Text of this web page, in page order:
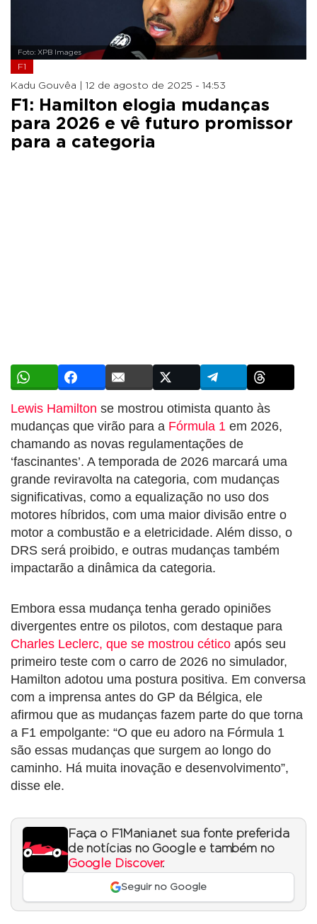
Foto: XPB Images
F1
Kadu Gouvêa | 12 de agosto de 2025 - 14:53
F1: Hamilton elogia mudanças
para 2026 e vê futuro promissor
para a categoria
Lewis Hamilton se mostrou otimista quanto às
mudanças que virão para a Fórmula 1 em 2026,
chamando as novas regulamentações de
‘fascinantes’. A temporada de 2026 marcará uma
grande reviravolta na categoria, com mudanças
significativas, como a equalização no uso dos
motores híbridos, com uma maior divisão entre o
motor a combustão e a eletricidade. Além disso, o
DRS será proibido, e outras mudanças também
impactarão a dinâmica da categoria.
Embora essa mudança tenha gerado opiniões
divergentes entre os pilotos, com destaque para
Charles Leclerc, que se mostrou cético após seu
primeiro teste com o carro de 2026 no simulador,
Hamilton adotou uma postura positiva. Em conversa
com a imprensa antes do GP da Bélgica, ele
afirmou que as mudanças fazem parte do que torna
a F1 empolgante: “O que eu adoro na Fórmula 1
são essas mudanças que surgem ao longo do
caminho. Há muita inovação e desenvolvimento”,
disse ele.
Faça o F1Mania.net sua fonte preferida
de notícias no Google e também no
Google Discover.
Seguir no Google